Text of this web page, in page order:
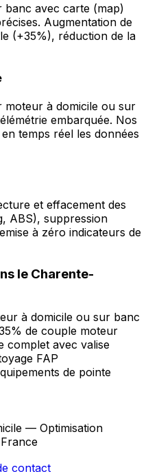
banc avec carte (map)
Augmentation de
(+35%), réduction de la
moteur à domicile ou sur
embarquée. Nos
temps réel les données
et effacement des
ABS), suppression
à zéro indicateurs de
le Charente-
à domicile ou sur banc
de couple moteur
complet avec valise
FAP
de pointe
— Optimisation
contact